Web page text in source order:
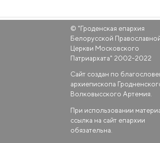
© "Гроденская епархия
Белорусской
Церкви Московского
Патриархата" 2002-2022
Сайт создан по
архиепископа
Волковысского Артемия.
При использовании
ссылка на сайт епархии
обязательна.